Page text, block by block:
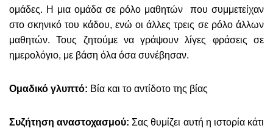
ομάδες. Η μια ομάδα σε ρόλο μαθητών που συμμετείχαν
στο σκηνικό του κάδου, ενώ οι άλλες τρεις σε ρόλο άλλων
μαθητών. Τους ζητούμε να γράψουν λίγες φράσεις σε
ημερολόγιο, με βάση όλα όσα συνέβησαν.
Ομαδικό γλυπτό: Βία και το αντίδοτο της βίας
Συζήτηση αναστοχασμού: Σας θυμίζει αυτή η ιστορία κάτι